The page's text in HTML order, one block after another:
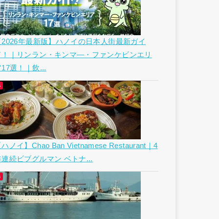
2026年最新版】ハノイの日本人街最新ガイ
！｜リンラン・キンマ―・ファンケビンエリ
17選！｜飲...
ハノイ】Chao Ban Vietnamese Restaurant｜4
連続ビブグルマン ベトナ...